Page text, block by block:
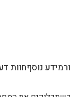
מידע נוסףחוות